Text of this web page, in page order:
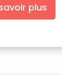
plus